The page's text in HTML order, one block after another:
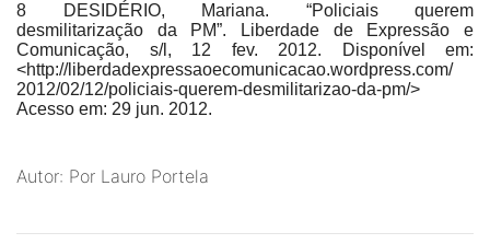
8 DESIDÉRIO, Mariana. “Policiais querem
desmilitarização da PM”. Liberdade de Expressão e
Comunicação, s/l, 12 fev. 2012. Disponível em:
<http://liberdadexpressaoecomunicacao.wordpress.com/
2012/02/12/policiais-querem-desmilitarizao-da-pm/>
Acesso em: 29 jun. 2012.
Autor: Por Lauro Portela